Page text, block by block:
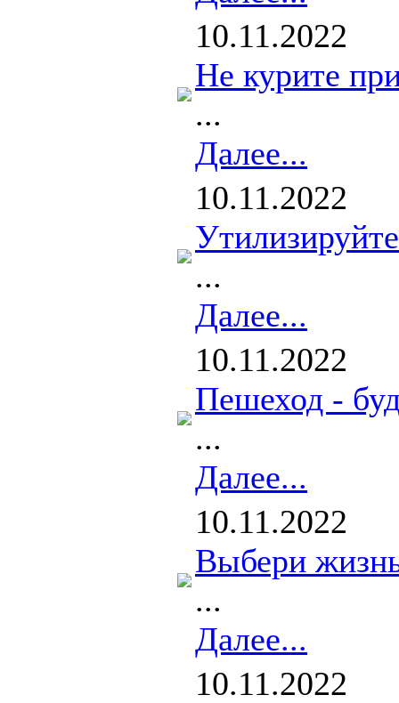
10.11.2022
Не курите
...
Далее...
10.11.2022
...
Далее...
10.11.2022
Пешеход -
...
Далее...
10.11.2022
Выбери
...
Далее...
10.11.2022